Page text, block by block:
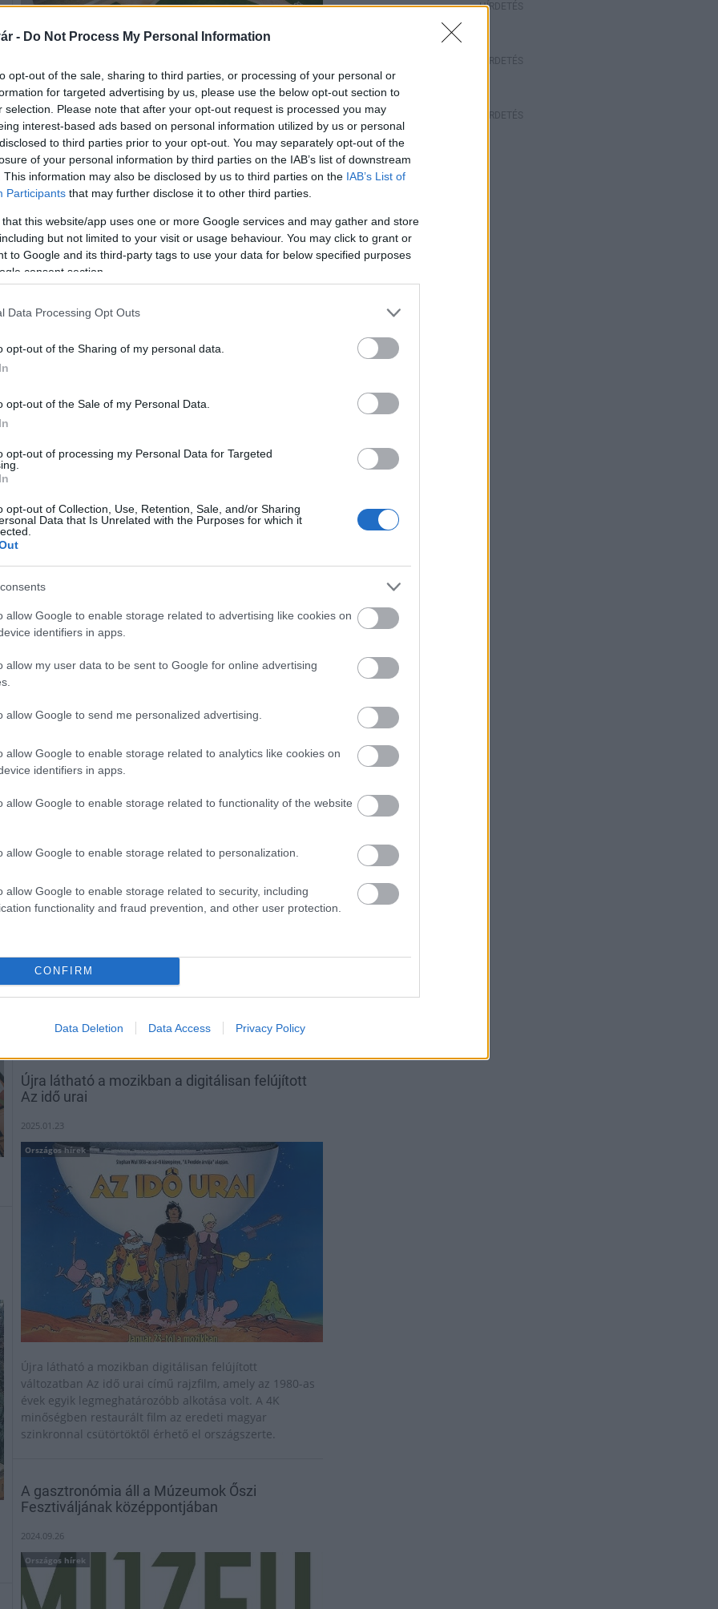
- Do Not Process My Personal Information
opt-out of the sale, sharing to third parties, or processing of your personal or
for targeted advertising by us, please use the below opt-out section to
selection. Please note that after your opt-out request is processed you may
interest-based ads based on personal information utilized by us or personal
to third parties prior to your opt-out. You may separately opt-out of the
of your personal information by third parties on the IAB’s list of downstream
This information may also be disclosed by us to third parties on the IAB’s List of
Participants that may further disclose it to other third parties.
that this website/app uses one or more Google services and may gather and store
but not limited to your visit or usage behaviour. You may click to grant or
to Google and its third-party tags to use your data for below specified purposes
consent section.
Data Processing Opt Outs
opt-out of the Sharing of my personal data.
opt-out of the Sale of my Personal Data.
opt-out of processing my Personal Data for Targeted
opt-out of Collection, Use, Retention, Sale, and/or Sharing
Data that Is Unrelated with the Purposes for which it
allow Google to enable storage related to advertising like cookies on
identifiers in apps.
allow my user data to be sent to Google for online advertising
allow Google to send me personalized advertising.
allow Google to enable storage related to analytics like cookies on
identifiers in apps.
allow Google to enable storage related to functionality of the website
allow Google to enable storage related to personalization.
allow Google to enable storage related to security, including
functionality and fraud prevention, and other user protection.
CONFIRM
Data Deletion Data Access Privacy Policy
2025 július végétől a három legnagyobb szolgáltató
bank SZÉP kártyájával is fizethetnek a látogatók. A
készpénzhelyettesítő fizetési eszköz bővítése minden
helyszínen megvalósult a NÖF országos hálózatában.
Tavaszi zsongás a kastélyokban – élmények,
kultúra és kaland az egész családnak!
2025.04.17
Országos hírek
A NÖF Nemzeti Örökségvédelmi Fejlesztési Nonprofit
kastély- és várhelyszíneken. A Tavaszi Zsongás
elnevezésű országos programsorozat célja, hogy
nyújtson – legyen szó családi kikapcsolódásról,
kulturális feltöltődésről vagy sportos kihívásokról.
Tizenkét új előadással bővült a Déryné
közül válogathatnak a vidéki kulturális intézmények. Az
új produkciók között klasszikus és kortárs dráma,
továbbá operett és vígopera is helyet kapott. A
választhatnak.
Újra látható a mozikban a digitálisan felújított
Az idő urai
2025.01.23
Országos hírek
Újra látható a mozikban digitálisan felújított
változatban Az idő urai című rajzfilm, amely az 1980-as
évek egyik legmeghatározóbb alkotása volt. A 4K
minőségben restaurált film az eredeti magyar
szinkronnal csütörtöktől érhető el országszerte.
A gasztronómia áll a Múzeumok Őszi
Fesztiváljának középpontjában
2024.09.26
Országos hírek
HÍRDETÉS
HÍRDETÉS
HÍRDETÉS